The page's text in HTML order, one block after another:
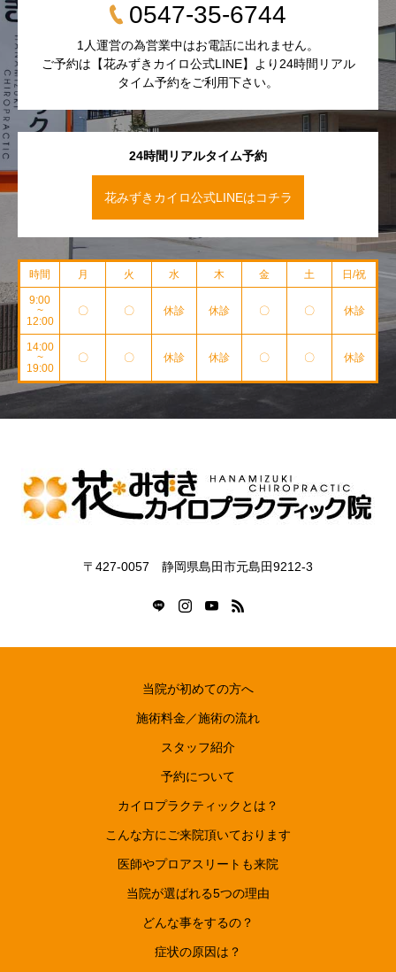
24時間リアルタイム予約
花みずきカイロ公式LINEはコチラ
0547-35-6744
1人運営の為営業中はお電話に出れません。
ご予約は【花みずきカイロ公式LINE】より24時間リアル
タイム予約をご利用下さい。
時間 月 火 水 木 金 土 日/祝
9:00
~
12:00
〇 〇 休診 休診 〇 〇 休診
14:00
~
19:00
〇 〇 休診 休診 〇 〇 休診
〒427-0057 静岡県島田市元島田9212-3
当院が初めての方へ
施術料金／施術の流れ
スタッフ紹介
予約について
カイロプラクティックとは？
こんな方にご来院頂いております
医師やプロアスリートも来院
当院が選ばれる5つの理由
どんな事をするの？
症状の原因は？